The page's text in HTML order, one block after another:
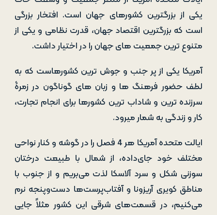
یکی از بزرگ­ترین کشورهای جهان است. افتخار بزرگی
است که بزرگ­ترین اقتصاد جهان، قدرت نظامی و یکی از
متنوع ترین جمعیت­ های جهان را در اختیار داشت.
آمریکا یکی از پر جنب و جوش­ ترین کشورهاست که به
لطف حضور فرهنگ­ ها و زبان ­های گوناگون در زمرۀ
سرزنده ­ترین و شاداب­ ترین کشورها برای انجام تجارت،
کار و زندگی به شمار می­رود.
ایالت متحده آمریکا هر 4 فصل را در گوشه و کنار نواحی
مختلف خود جای‌داده، از شمال با طبیعت درختان
سوزنی شکل و سرد آلاسکا لذت می‌بریم و از جنوب با
مناطق کویری آریزونا و آفتاب‌پرست‌ها دست‌وپنجه نرم
می‌کنیم، در قسمت‌های شرقی این کشور مثلاً جایی